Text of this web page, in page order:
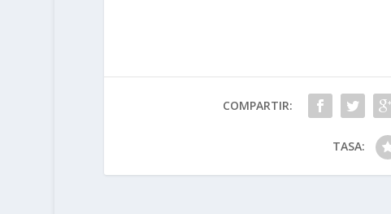
COMPARTIR:
TASA: